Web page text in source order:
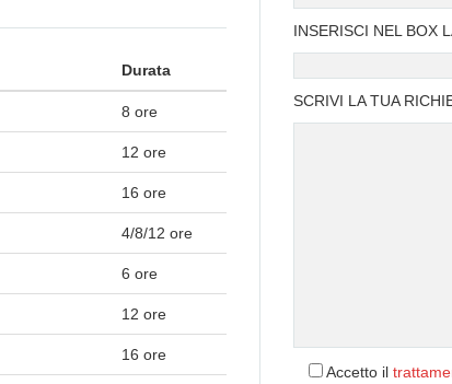
Durata
8 ore
12 ore
16 ore
4/8/12 ore
6 ore
12 ore
16 ore
INSERISCI NEL BOX
SCRIVI LA TUA
Accetto il